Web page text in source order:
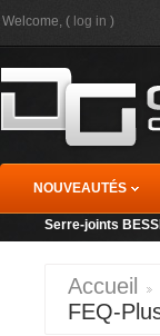
NOUVEAUTÉS
Serre-joints
Welcome, ( log in )
Accueil
FEQ-